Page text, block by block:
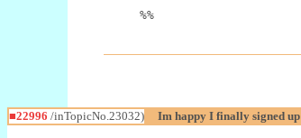
%%
■22996 /inTopicNo.23032) Im happy I finally signed up